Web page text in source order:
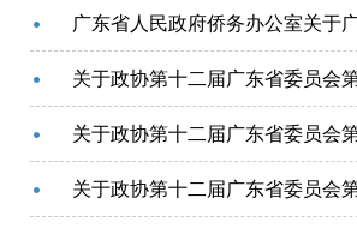
广东省人民政府侨务办公室关于
关于政协第十二届广东省委员会
关于政协第十二届广东省委员会
关于政协第十二届广东省委员会